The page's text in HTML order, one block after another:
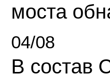
моста
04/08
В состав